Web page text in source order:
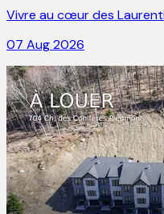
Vivre au cœur des
07 Aug 2026